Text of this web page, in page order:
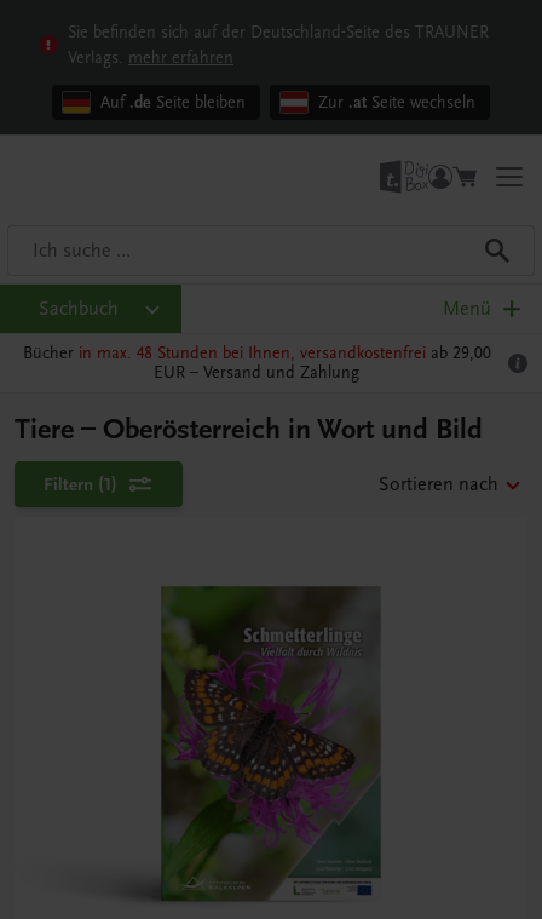
Sie befinden sich auf der Deutschland-Seite des TRAUNER
Verlags. mehr erfahren
Auf .de Seite bleiben Zur .at Seite wechseln
Sachbuch Menü
Bücher in max. 48 Stunden bei Ihnen, versandkostenfrei ab 29,00
EUR – Versand und Zahlung
Tiere – Oberösterreich in Wort und Bild
Filtern (1) Sortieren nach